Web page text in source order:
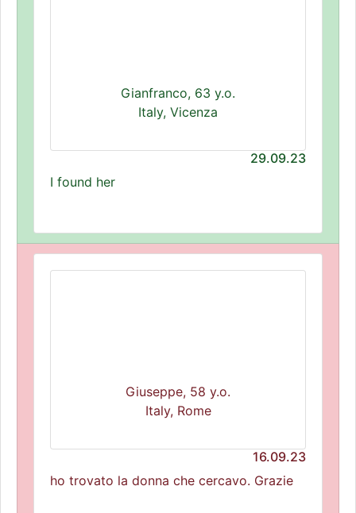
Gianfranco, 63 y.o.
Italy, Vicenza
29.09.23
I found her
Giuseppe, 58 y.o.
Italy, Rome
16.09.23
ho trovato la donna che cercavo. Grazie